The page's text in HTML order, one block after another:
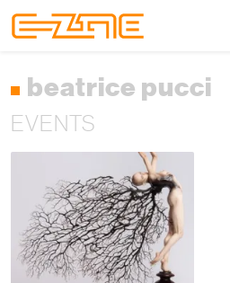
beatrice pucci
EVENTS